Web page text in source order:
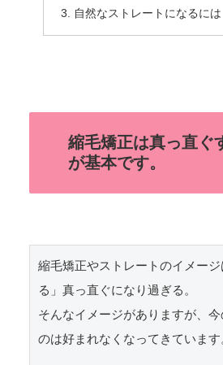
自然なストレートになるには
縮毛矯正は真っ直ぐ
が基本です。
縮毛矯正やストレートのイメー
る」真っ直ぐになり過ぎる。
そんなイメージがありますが、
のは好まれなくなってきています